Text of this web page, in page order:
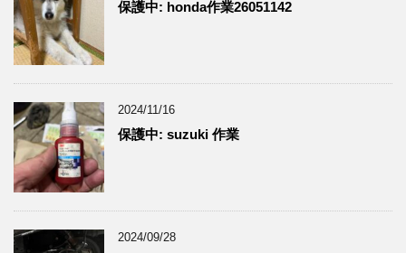
保護中: honda作業26051142
2024/11/16
保護中: suzuki 作業
2024/09/28